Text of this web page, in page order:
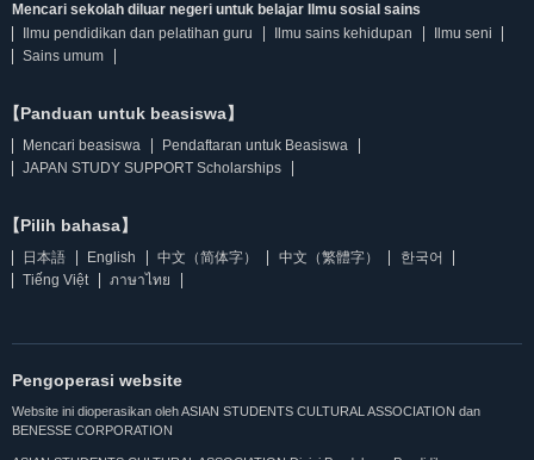
Mencari sekolah diluar negeri untuk belajar Ilmu sosial sains
Ilmu pendidikan dan pelatihan guru
Ilmu sains kehidupan
Ilmu seni
Sains umum
【Panduan untuk beasiswa】
Mencari beasiswa
Pendaftaran untuk Beasiswa
JAPAN STUDY SUPPORT Scholarships
【Pilih bahasa】
日本語 English 中文（简体字） 中文（繁體字）
한국어
Tiếng Việt
ภาษาไทย
Pengoperasi website
Website ini dioperasikan oleh ASIAN STUDENTS CULTURAL ASSOCIATION dan
BENESSE CORPORATION